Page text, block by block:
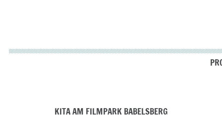
KITA AM FILMPARK BABELSBERG